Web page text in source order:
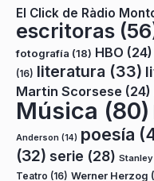
El Click de Ràdio
escritoras
fotografía (18) HBO (24)
(16) literatura (33)
Martin Scorsese (24)
Música (80)
Anderson (14) poesía
(32) serie (28)
Teatro (16) Werner Herzog